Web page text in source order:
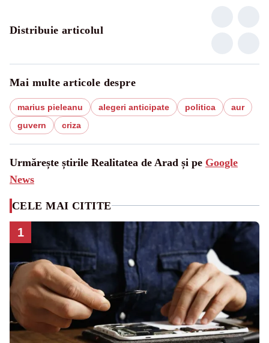
Distribuie articolul
Mai multe articole despre
marius pieleanu alegeri anticipate politica
aur
guvern
criza
Urmărește știrile Realitatea de Arad și pe Google
News
CELE MAI CITITE
1